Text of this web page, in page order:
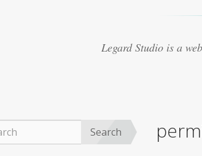
autour de vous pour
acheter viagra
exceptionnellement
de la dysfonction
général.achat viagra
Legard Studio is a
Search